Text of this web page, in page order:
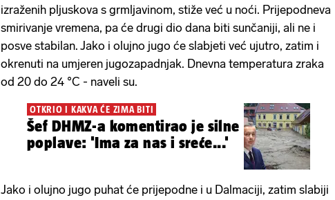
izraženih pljuskova s grmljavinom, stiže već u noći. Prijepodneva
smirivanje vremena, pa će drugi dio dana biti sunčaniji, ali ne i
posve stabilan. Jako i olujno jugo će slabjeti već ujutro, zatim i
okrenuti na umjeren jugozapadnjak. Dnevna temperatura zraka
od 20 do 24 °C - naveli su.
OTKRIO I KAKVA ĆE ZIMA BITI
Šef DHMZ-a komentirao je silne
poplave: 'Ima za nas i sreće...'
Jako i olujno jugo puhat će prijepodne i u Dalmaciji, zatim slabiji